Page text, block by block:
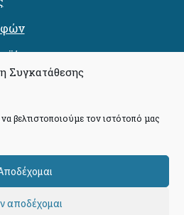
Συγκατάθεσης
βελτιστοποιούμε τον ιστότοπό μας
αποδέχομαι
Project 2026
Δημιουργημένο με το